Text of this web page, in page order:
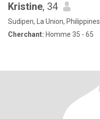
Kristine, 34
Sudipen, La Union, Philippines
Cherchant: Homme 35 - 65